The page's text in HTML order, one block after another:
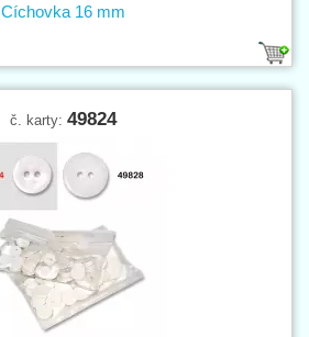
Cíchovka 16 mm
č. karty: 49824